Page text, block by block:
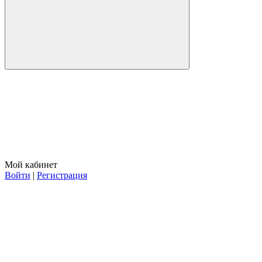
Мой кабинет
Войти | Регистрация